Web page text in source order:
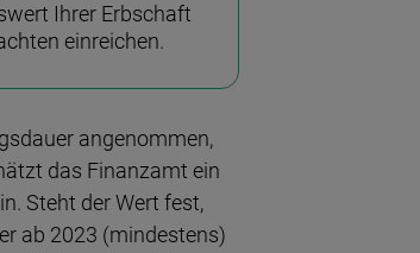
Ihrer Erb­schaft
einreichen.
an­ge­nommen,
das Finanz­amt ein
Steht der Wert fest,
ab 2023 (min­des­tens)